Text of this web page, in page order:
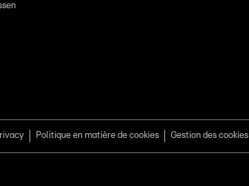
Politique en matière de cookies Gestion des cookies